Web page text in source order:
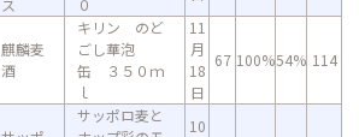
ス
０
麒麟麦
酒
キリン のど
ごし華泡
缶 ３５０ｍ
ｌ
11
月
18
日
67 100%54% 114
サッポロ麦と
10